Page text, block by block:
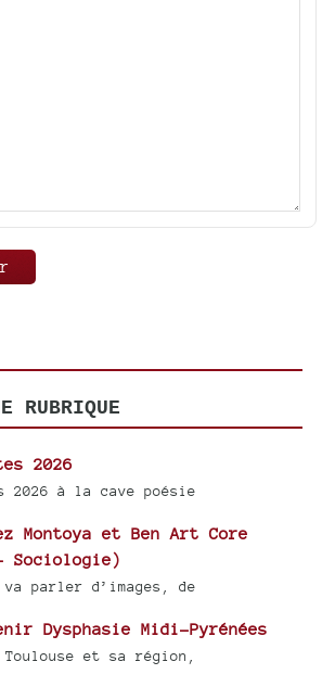
RUBRIQUE
2026
2026 à la cave poésie
Montoya et Ben Art Core
Sociologie)
va parler d’images, de
Dysphasie Midi-Pyrénées
et sa région,